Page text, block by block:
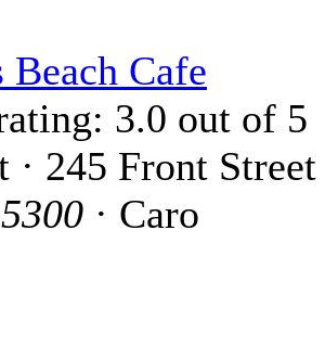
Cafe
· 245 Front Street
· Caro